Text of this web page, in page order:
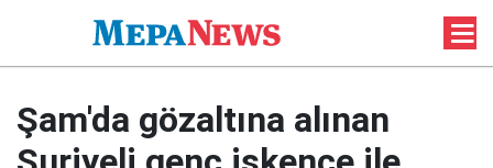
Şam'da gözaltına alınan